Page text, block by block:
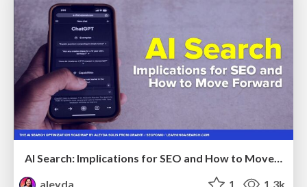
AI Search: Implications for SEO and How to Move Forward - #ShenzhenSEOConference
aleyda
1 1.3k